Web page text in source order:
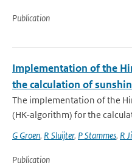
Publication
Implementation of the
the calculation of
The implementation of the
(HK-algorithm) for the
G Groen, R Sluijter, P Stammes, R
Publication